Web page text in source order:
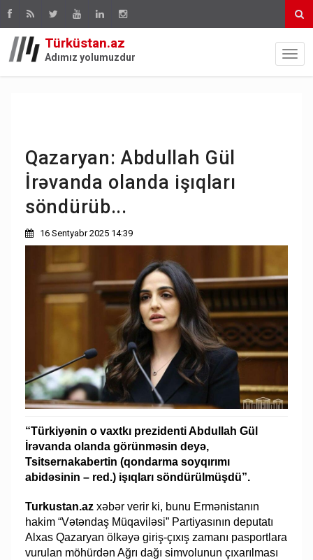
Türküstan.az
Adımız yolumuzdur
Qazaryan: Abdullah Gül
İrəvanda olanda işıqları
söndürüb...
16 Sentyabr 2025 14:39
“Türkiyənin o vaxtkı prezidenti Abdullah Gül
İrəvanda olanda görünməsin deyə,
Tsitsernakabertin (qondarma soyqırımı
abidəsinin – red.) işıqları söndürülmüşdü”.
Turkustan.az xəbər verir ki, bunu Ermənistanın
hakim “Vətəndaş Müqaviləsi” Partiyasının deputatı
Alxas Qazaryan ölkəyə giriş-çıxış zamanı pasportlara
vurulan möhürdən Ağrı dağı simvolunun çıxarılması